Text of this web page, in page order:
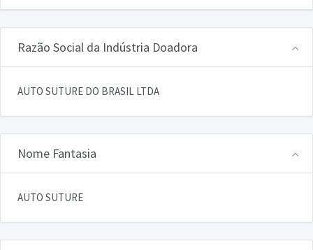
Razão Social da Indústria Doadora
AUTO SUTURE DO BRASIL LTDA
Nome Fantasia
AUTO SUTURE